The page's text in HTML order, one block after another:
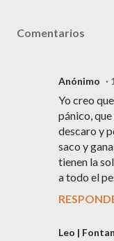
Comentarios
Anónimo
Yo creo
pánico,
descaro y
saco y
tienen la
a todo el
Leo |